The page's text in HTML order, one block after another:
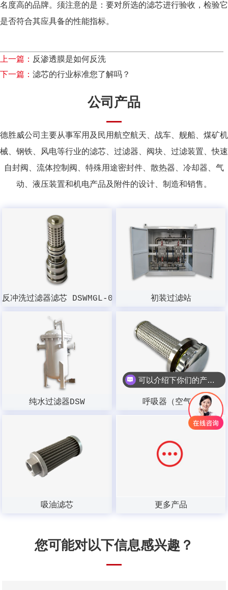
名度高的品牌。须注意的是：要对所选的滤芯进行验收，检验它
是否符合其应具备的性能指标。
上一篇： 反渗透膜是如何反洗
下一篇： 滤芯的行业标准您了解吗？
公司产品
德胜威公司主要从事军用及民用航空航天、战车、舰船、煤矿机
械、钢铁、风电等行业的滤芯、过滤器、阀块、过滤装置、快速
自封阀、流体控制阀、特殊用途密封件、散热器、冷却器、气
动、液压装置和机电产品及附件的设计、制造和销售。
反冲洗过滤器滤芯 DSWMGL-003W-100 初装过滤站
纯水过滤器DSW 呼吸器（空气）
吸油滤芯 更多产品
您可能对以下信息感兴趣？
可以介绍下你们的产品么？